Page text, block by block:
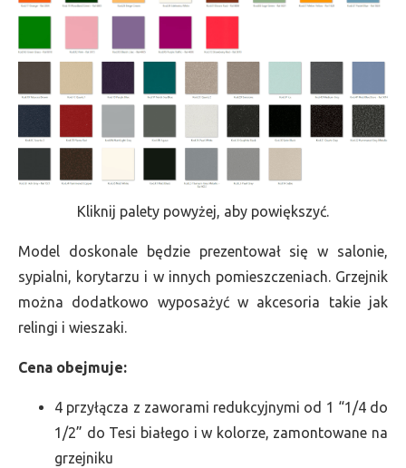
Kliknij palety powyżej, aby powiększyć.
Model doskonale będzie prezentował się w salonie,
sypialni, korytarzu i w innych pomieszczeniach. Grzejnik
można dodatkowo wyposażyć w akcesoria takie jak
relingi i wieszaki.
Cena obejmuje:
4 przyłącza z zaworami redukcyjnymi od 1 “1/4 do
1/2” do Tesi białego i w kolorze, zamontowane na
grzejniku